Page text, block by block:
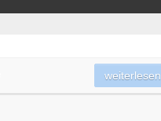
weiterlesen